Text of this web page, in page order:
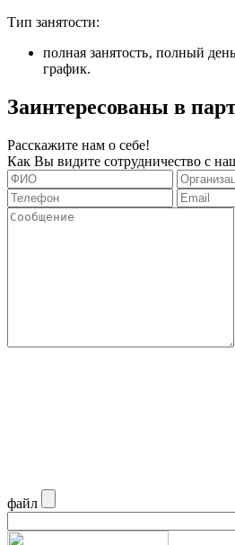
Тип занятости:
полная занятость‚ полный
график.
Заинтересованы в
Расскажите нам о себе!
Как Вы видите сотрудничество с
файл